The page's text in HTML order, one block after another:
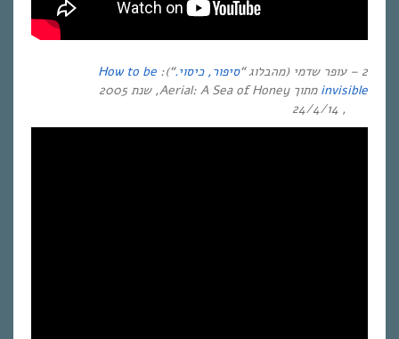
2 – עופר שדמי (מהבלוג “ סיפור, כיסוי.“):
How to be
invisible מתוך Aerial: A Sea of Honey, שנת 2005
, 24/4/14